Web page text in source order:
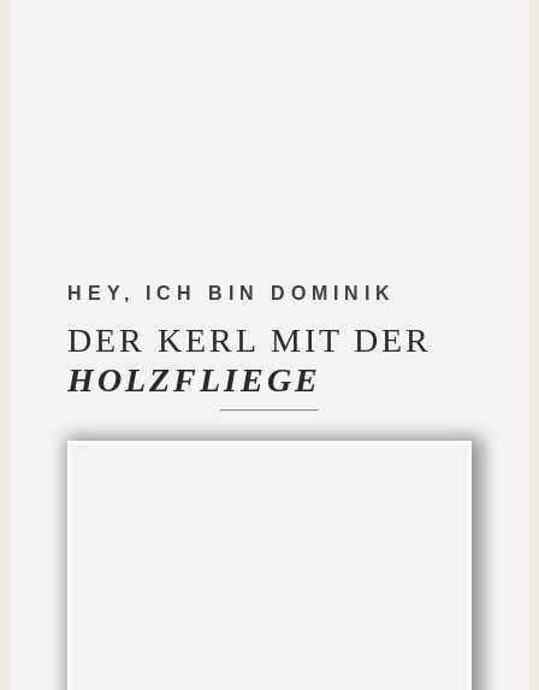
HEY, ICH BIN DOMINIK
DER KERL MIT DER
HOLZFLIEGE